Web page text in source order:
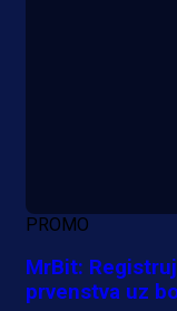
PROMO
MrBit:
prvenstva uz